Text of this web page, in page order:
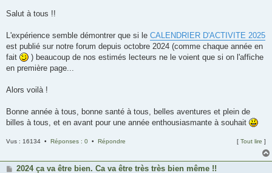
Salut à tous !!
L'expérience semble démontrer que si le CALENDRIER D'ACTIVITE 2025
est publié sur notre forum depuis octobre 2024 (comme chaque année en
fait
) beaucoup de nos estimés lecteurs ne le voient que si on l'affiche
en première page...
Alors voilà !
Bonne année à tous, bonne santé à tous, belles aventures et plein de
billes à tous, et en avant pour une année enthousiasmante à souhait
Vus : 16134 • Réponses : 0 • Répondre [ Tout lire ]
2024 ça va être bien. Ca va être très très bien même !!